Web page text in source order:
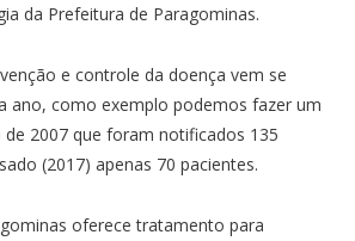
da Prefeitura de Paragominas.
e controle da doença vem se
ano, como exemplo podemos fazer um
2007 que foram notificados 135
(2017) apenas 70 pacientes.
oferece tratamento para